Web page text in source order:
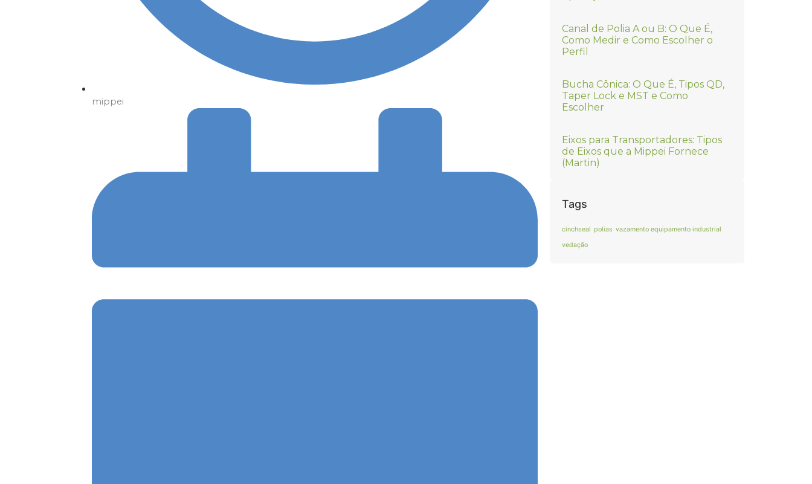
mippei
Canal de Polia A ou B: O Que É,
Como Medir e Como Escolher o
Perfil
Bucha Cônica: O Que É, Tipos QD,
Taper Lock e MST e Como
Escolher
Eixos para Transportadores: Tipos
de Eixos que a Mippei Fornece
(Martin)
Tags
cinchseal polias vazamento equipamento industrial
vedação